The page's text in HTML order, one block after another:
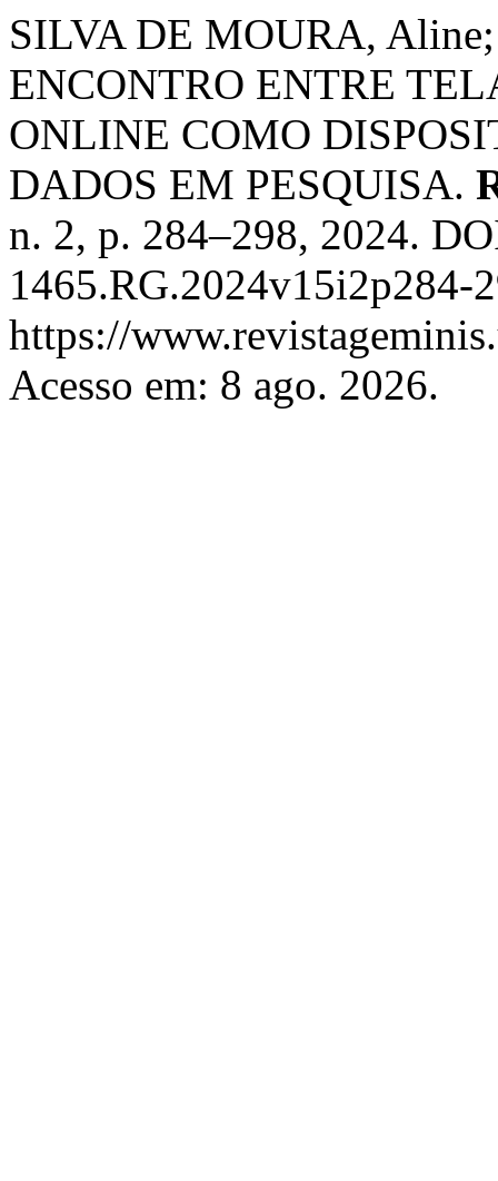
SILVA DE MOURA,
ENCONTRO ENTRE
ONLINE COMO
DADOS EM PESQUISA.
n. 2, p. 284–298, 2024.
1465.RG.2024v15i2p284-
https://
Acesso em: 8 ago. 2026.